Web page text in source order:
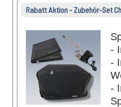
Rabatt Aktion - Zubehör-Set
-
-
-